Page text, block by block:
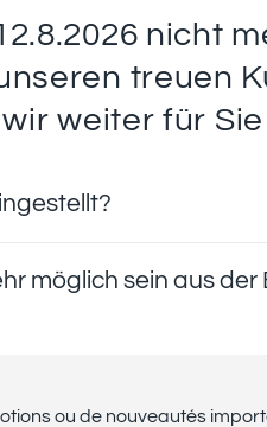
nicht
treuen
weiter für
möglich sein aus der
ou de nouveautés